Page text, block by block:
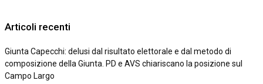
Articoli recenti
Giunta Capecchi: delusi dal risultato elettorale e dal metodo di
composizione della Giunta. PD e AVS chiariscano la posizione sul
Campo Largo